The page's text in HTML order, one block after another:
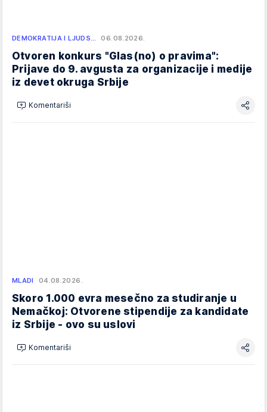
DEMOKRATIJA I LJUDS… 06.08.2026.
Otvoren konkurs "Glas(no) o pravima":
Prijave do 9. avgusta za organizacije i medije
iz devet okruga Srbije
Komentariši
MLADI 04.08.2026.
Skoro 1.000 evra mesečno za studiranje u
Nemačkoj: Otvorene stipendije za kandidate
iz Srbije - ovo su uslovi
Komentariši